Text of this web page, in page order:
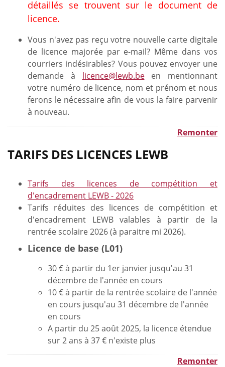
détaillés se trouvent sur le document de
licence.
Vous n'avez pas reçu votre nouvelle carte digitale
de licence majorée par e-mail? Même dans vos
courriers indésirables? Vous pouvez envoyer une
demande à licence@lewb.been mentionnant
votre numéro de licence, nom et prénom et nous
ferons le nécessaire afin de vous la faire parvenir
à nouveau.
Remonter
TARIFS DES LICENCES LEWB
Tarifs des licences de compétition et
d'encadrement LEWB - 2026
Tarifs réduites des licences de compétition et
d'encadrement LEWB valables à partir de la
rentrée scolaire 2026 (à paraitre mi 2026).
Licence de base (L01)
30 € à partir du 1er janvier jusqu'au 31
décembre de l'année en cours
10 € à partir de la rentrée scolaire de l'année
en cours jusqu'au 31 décembre de l'année
en cours
A partir du 25 août 2025, la licence étendue
sur 2 ans à 37 € n'existe plus
Remonter